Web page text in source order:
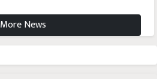
More News